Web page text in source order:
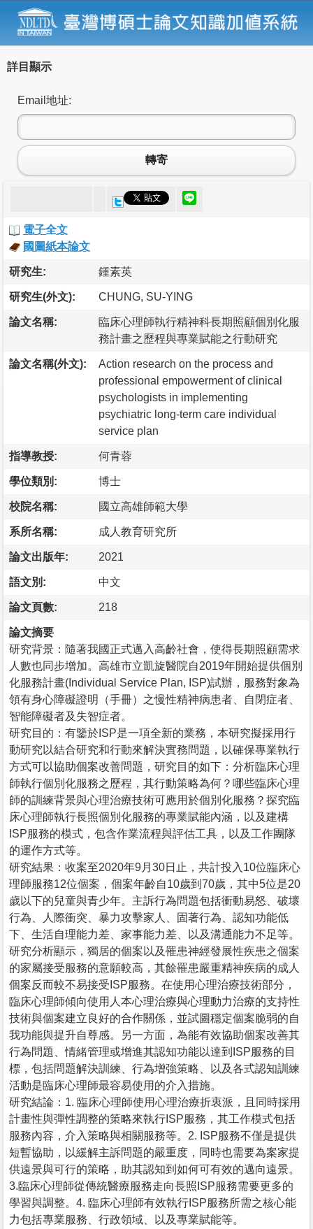
詳目顯示
Email地址:
轉寄
電子全文
國圖紙本論文
研究生: 鍾素英
研究生(外文): CHUNG, SU-YING
論文名稱:
臨床心理師執行精神科長期照顧個別化服
務計畫之歷程與專業賦能之行動研究
論文名稱(外文):
Action research on the process and
professional empowerment of clinical
psychologists in implementing
psychiatric long-term care individual
service plan
指導教授: 何青蓉
學位類別: 博士
校院名稱: 國立高雄師範大學
系所名稱: 成人教育研究所
論文出版年: 2021
語文別: 中文
論文頁數: 218
論文摘要
研究背景：隨著我國正式邁入高齡社會，使得長期照顧需求
人數也同步增加。高雄市立凱旋醫院自2019年開始提供個別
化服務計畫(Individual Service Plan, ISP)試辦，服務對象為
領有身心障礙證明（手冊）之慢性精神病患者、自閉症者、
智能障礙者及失智症者。
研究目的：有鑒於ISP是一項全新的業務，本研究擬採用行
動研究以結合研究和行動來解決實務問題，以確保專業執行
方式可以協助個案改善問題，研究目的如下：分析臨床心理
師執行個別化服務之歷程，其行動策略為何？哪些臨床心理
師的訓練背景與心理治療技術可應用於個別化服務？探究臨
床心理師執行長照個別化服務的專業賦能內涵，以及建構
ISP服務的模式，包含作業流程與評估工具，以及工作團隊
的運作方式等。
研究結果：收案至2020年9月30日止，共計投入10位臨床心
理師服務12位個案，個案年齡自10歲到70歲，其中5位是20
歲以下的兒童與青少年。主訴行為問題包括衝動易怒、破壞
行為、人際衝突、暴力攻擊家人、固著行為、認知功能低
下、生活自理能力差、家事能力差、以及溝通能力不足等。
研究分析顯示，獨居的個案以及罹患神經發展性疾患之個案
的家屬接受服務的意願較高，其餘罹患嚴重精神疾病的成人
個案反而較不易接受ISP服務。在使用心理治療技術部分，
臨床心理師傾向使用人本心理治療與心理動力治療的支持性
技術與個案建立良好的合作關係，並試圖穩定個案脆弱的自
我功能與提升自尊感。另一方面，為能有效協助個案改善其
行為問題、情緒管理或增進其認知功能以達到ISP服務的目
標，包括問題解決訓練、行為增強策略、以及各式認知訓練
活動是臨床心理師最容易使用的介入措施。
研究結論：1. 臨床心理師使用心理治療折衷派，且同時採用
計畫性與彈性調整的策略來執行ISP服務，其工作模式包括
服務內容，介入策略與相關服務等。2. ISP服務不僅是提供
短暫協助，以緩解主訴問題的嚴重度，同時也需要為案家提
供遠景與可行的策略，助其認知到如何可有效的邁向遠景。
3.臨床心理師從傳統醫療服務走向長照ISP服務需要更多的
學習與調整。4. 臨床心理師有效執行ISP服務所需之核心能
力包括專業服務、行政領域、以及專業賦能等。